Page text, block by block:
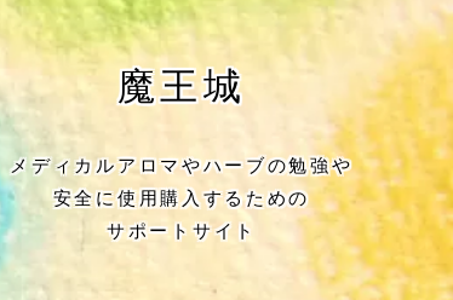
公式ウェブサイト『Botanical Study』
Cジャスミン瑠璃地楽の主な活動先リン
ク集
プロフィール
魔王城
メディカルアロマやハーブの勉強や
安全に使用購入するための
サポートサイト